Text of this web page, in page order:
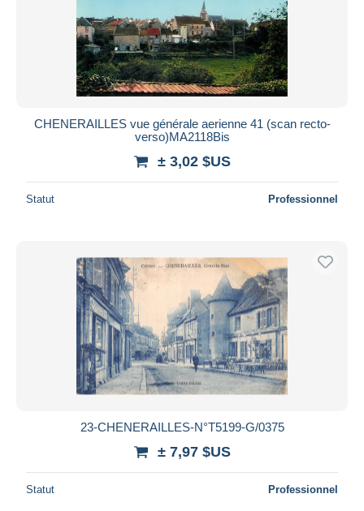
CHENERAILLES vue générale aerienne 41 (scan recto-
verso)MA2118Bis
± 3,02 $US
Statut Professionnel
23-CHENERAILLES-N°T5199-G/0375
± 7,97 $US
Statut Professionnel